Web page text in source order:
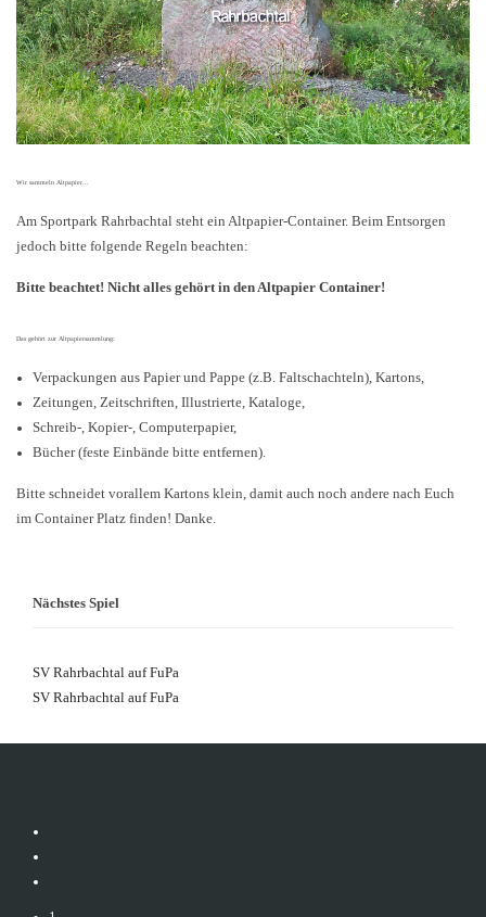
Wir sammeln Altpapier...
Am Sportpark Rahrbachtal steht ein Altpapier-Container. Beim Entsorgen
jedoch bitte folgende Regeln beachten:
Bitte beachtet! Nicht alles gehört in den Altpapier Container!
Das gehört zur Altpapiersammlung:
Verpackungen aus Papier und Pappe (z.B. Faltschachteln), Kartons,
Zeitungen, Zeitschriften, Illustrierte, Kataloge,
Schreib-, Kopier-, Computerpapier,
Bücher (feste Einbände bitte entfernen).
Bitte schneidet vorallem Kartons klein, damit auch noch andere nach Euch
im Container Platz finden! Danke.
Nächstes Spiel
SV Rahrbachtal auf FuPa
SV Rahrbachtal auf FuPa